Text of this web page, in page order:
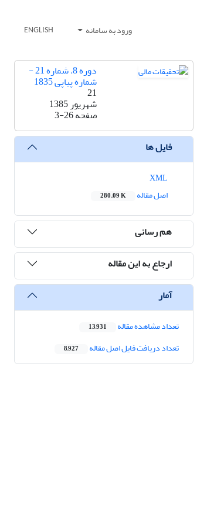
ورود به سامانه ENGLISH
دوره 8، شماره 21 -
شماره پیاپی 1835
21
شهریور 1385
صفحه3-26
فایل ها
اصل مقاله
280.09 K
هم رسانی
ارجاع به این مقاله
آمار
تعداد مشاهده مقاله 13,931
تعداد دریافت فایل اصل مقاله 8,927